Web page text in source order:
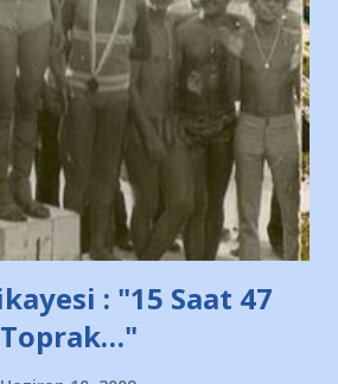
şahsı muhterem(!) ''Açık ve net olarak
Bunun yanısıra, bu takımlara
izin veren Bursa Büyükşehir
bulunduğu alışveriş merkezlerini
eklemiş .. Blogumuzda okuduğum bu
bu habe...
: "15 Saat 47